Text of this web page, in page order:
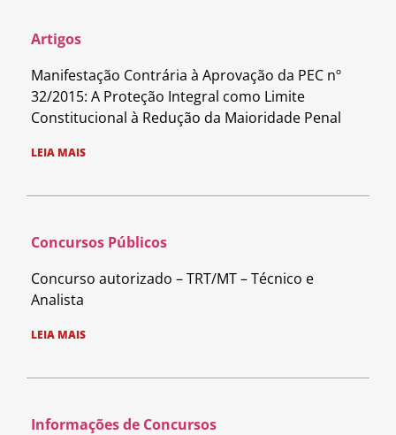
Artigos
Manifestação Contrária à Aprovação da PEC nº
32/2015: A Proteção Integral como Limite
Constitucional à Redução da Maioridade Penal
LEIA MAIS
Concursos Públicos
Concurso autorizado – TRT/MT – Técnico e
Analista
LEIA MAIS
Informações de Concursos